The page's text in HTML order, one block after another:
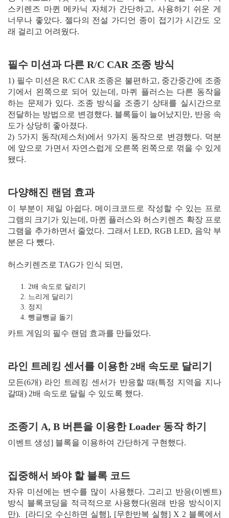
스키렌즈 마퀸 메카닉 자체가 간단하고, 사용하기 쉬운 게
너무나 좋았다. 젤다의 전설 가디언 종이 접기가 시간도 오
래 걸리고 어려웠다.
필수 미션과 다른 R/C CAR 조종 방식
1) 필수 미션은 R/C CAR 조종은 불편하고, 중간중간에 조종
기에서 왼쪽으로 되어 있는데, 마퀴 플러스는 다른 동작을
하는 문제가 있다. 조종 방식을 조종기 상태를 실시간으로
전달하는 방법으로 변경했다. 블록들이 늘어났지만, 반응 속
도가 상당히 좋아졌다.
2) 5가지 동작(제스처)에서 9가지 동작으로 변경했다. 덕분
에 앞으로 가면서 자연스럽게 오른쪽 왼쪽으로 꺾을 수 있게
됐다.
다양해진 랜덤 효과
이 부분이 제일 아쉽다. 메이크코드로 작성할 수 있는 프로
그램의 크기가 있는데, 마퀸 플러스와 허스키렌즈 확장 프로
그램을 추가하면서 줄었다. 그래서 LED, RGB LED, 음악 부
분은 다 뺐다.
허스키렌즈로 TAG가 인식 되면,
2배 속도로 달리기
느리게 달리기
정지
뺑글뺑글 돌기
카트 게임의 필수 랜덤 효과를 만들었다.
라인 트레킹 센서를 이용한 2배 속도로 달리기
모든(6개) 라인 트레킹 센서가 반응할 때(특정 지역을 지나
갈때) 2배 속도로 달릴 수 있도록 했다.
조종기 A, B 버튼을 이용한 Loader 동작 하기
이벤트 생성] 블록을 이용하여 간단하게 구현했다.
집중해서 봐야 할 블록 코드
자유 미션에는 변수를 많이 사용했다. 그리고 반응(이벤트)
방식 블록코딩을 적극적으로 사용했다(원래 반응 방식이지
만). [라디오 수신하면 실행], [무한반복 실행] X 2 블록에서